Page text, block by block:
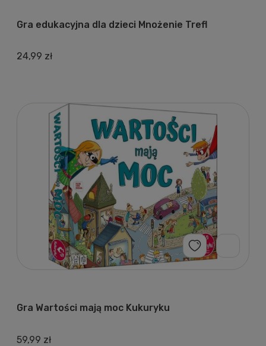
Gra edukacyjna dla dzieci Mnożenie Trefl
24,99 zł
Gra Wartości mają moc Kukuryku
59,99 zł